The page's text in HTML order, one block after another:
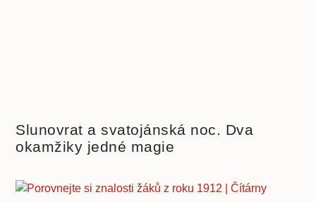
Slunovrat a svatojánská noc. Dva
okamžiky jedné magie